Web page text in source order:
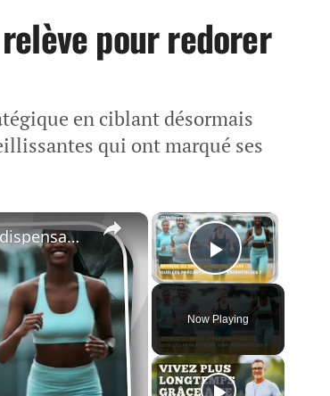
pour redorer
en ciblant désormais
qui ont marqué ses
×
Play Video
Now Playing
×
🏋️‍♀️⏳ Reprise du sport : Quelles précautions indispensables ?